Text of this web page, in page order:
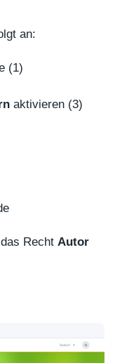
an:
(1)
aktivieren (3)
Recht Autor